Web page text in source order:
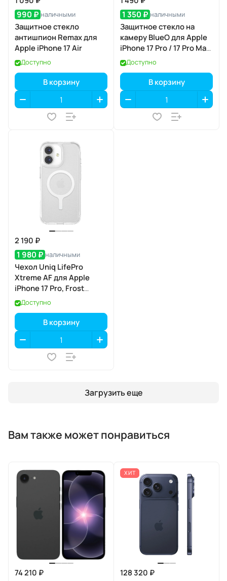
990 ₽ наличными
Защитное стекло
антишпион Remax для
Apple iPhone 17 Air
Доступно
В корзину
1 350 ₽ наличными
Защитное стекло на
камеру BlueO для Apple
iPhone 17 Pro / 17 Pro Max,
Aluminium, 3 шт., Silver
(серебристый), с
аппликатором
Доступно
В корзину
2 190 ₽
1 980 ₽ наличными
Чехол Uniq LifePro
Xtreme AF для Apple
iPhone 17 Pro, Frost
Clear/White (матовый
прозрачный/белый),
MagSafe
Доступно
В корзину
Загрузить еще
Вам также может понравиться
74 210 ₽
ХИТ
128 320 ₽